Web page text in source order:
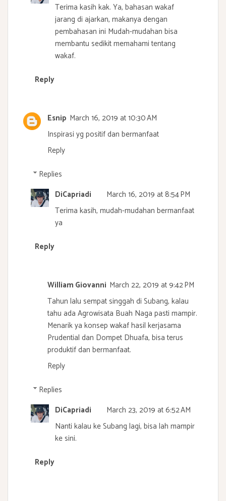
Terima kasih kak. Ya, bahasan wakaf
jarang di ajarkan, makanya dengan
pembahasan ini Mudah-mudahan bisa
membantu sedikit memahami tentang
wakaf.
Reply
Esnip March 16, 2019 at 10:30 AM
Inspirasi yg positif dan bermanfaat
Reply
Replies
DiCapriadi
March 16, 2019 at 8:54 PM
Terima kasih, mudah-mudahan bermanfaat
ya
Reply
William Giovanni March 22, 2019 at 9:42 PM
Tahun lalu sempat singgah di Subang, kalau
tahu ada Agrowisata Buah Naga pasti mampir.
Menarik ya konsep wakaf hasil kerjasama
Prudential dan Dompet Dhuafa, bisa terus
produktif dan bermanfaat.
Reply
Replies
DiCapriadi
March 23, 2019 at 6:52 AM
Nanti kalau ke Subang lagi, bisa lah mampir
ke sini.
Reply